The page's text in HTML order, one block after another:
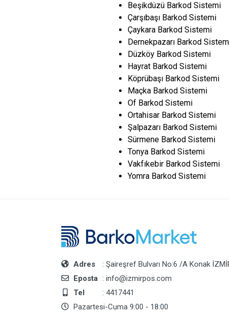
Beşikdüzü Barkod Sistemi
Çarşıbaşı Barkod Sistemi
Çaykara Barkod Sistemi
Dernekpazarı Barkod
Düzköy Barkod Sistemi
Hayrat Barkod Sistemi
Köprübaşı Barkod Sistemi
Maçka Barkod Sistemi
Of Barkod Sistemi
Ortahisar Barkod Sistemi
Şalpazarı Barkod Sistemi
Sürmene Barkod Sistemi
Tonya Barkod Sistemi
Vakfıkebir Barkod Sistemi
Yomra Barkod Sistemi
Adres
: Şaireşref Bulvarı No:6 /A Konak
Eposta : info@izmirpos.com
Tel
: 4417441
Pazartesi-Cuma 9:00 - 18:00